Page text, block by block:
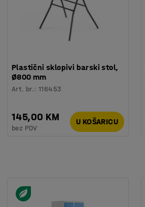
Plastični sklopivi barski stol,
Ø800 mm
Art. br.:116453
145,00 KM
bez PDV
U KOŠARICU